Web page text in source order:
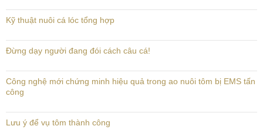
Kỹ thuật nuôi cá lóc tổng hợp
Đừng dạy người đang đói cách câu cá!
Công nghệ mới chứng minh hiệu quả trong ao nuôi tôm bị EMS tấn
công
Lưu ý để vụ tôm thành công